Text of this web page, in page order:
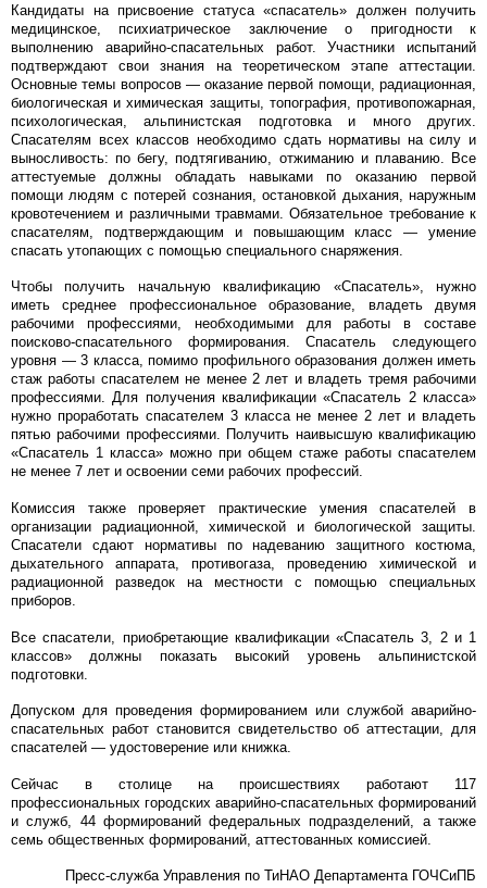
Кандидаты на присвоение статуса «спасатель» должен получить
медицинское, психиатрическое заключение о пригодности к
выполнению аварийно-спасательных работ. Участники испытаний
подтверждают свои знания на теоретическом этапе аттестации.
Основные темы вопросов — оказание первой помощи, радиационная,
биологическая и химическая защиты, топография, противопожарная,
психологическая, альпинистская подготовка и много других.
Спасателям всех классов необходимо сдать нормативы на силу и
выносливость: по бегу, подтягиванию, отжиманию и плаванию. Все
аттестуемые должны обладать навыками по оказанию первой
помощи людям с потерей сознания, остановкой дыхания, наружным
кровотечением и различными травмами. Обязательное требование к
спасателям, подтверждающим и повышающим класс — умение
спасать утопающих с помощью специального снаряжения.
Чтобы получить начальную квалификацию «Спасатель», нужно
иметь среднее профессиональное образование, владеть двумя
рабочими профессиями, необходимыми для работы в составе
поисково-спасательного формирования. Спасатель следующего
уровня — 3 класса, помимо профильного образования должен иметь
стаж работы спасателем не менее 2 лет и владеть тремя рабочими
профессиями. Для получения квалификации «Спасатель 2 класса»
нужно проработать спасателем 3 класса не менее 2 лет и владеть
пятью рабочими профессиями. Получить наивысшую квалификацию
«Спасатель 1 класса» можно при общем стаже работы спасателем
не менее 7 лет и освоении семи рабочих профессий.
Комиссия также проверяет практические умения спасателей в
организации радиационной, химической и биологической защиты.
Спасатели сдают нормативы по надеванию защитного костюма,
дыхательного аппарата, противогаза, проведению химической и
радиационной разведок на местности с помощью специальных
приборов.
Все спасатели, приобретающие квалификации «Спасатель 3, 2 и 1
классов» должны показать высокий уровень альпинистской
подготовки.
Допуском для проведения формированием или службой аварийно-
спасательных работ становится свидетельство об аттестации, для
спасателей — удостоверение или книжка.
Сейчас в столице на происшествиях работают 117
профессиональных городских аварийно-спасательных формирований
и служб, 44 формирований федеральных подразделений, а также
семь общественных формирований, аттестованных комиссией.
Пресс-служба Управления по ТиНАО Департамента ГОЧСиПБ